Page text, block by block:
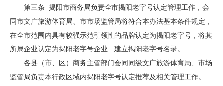
第三条 揭阳市商务局负责全市揭阳老字号认定管理工作，会
同市文广旅游体育局、市市场监管局将符合本办法基本条件规定，
在全市范围内具有较强示范引领性的品牌认定为揭阳老字号，将其
所属企业认定为揭阳老字号企业，建立揭阳老字号名录。
各县（市、区）商务主管部门会同同级文广旅游体育局、市场
监管局负责本行政区域内揭阳老字号认定推荐及相关管理工作。